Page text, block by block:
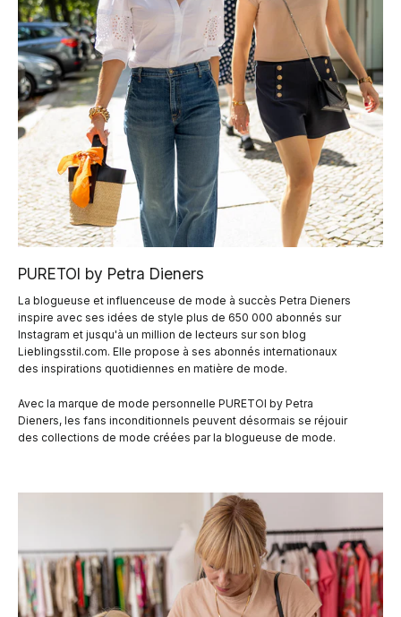
PURETOI by Petra Dieners
La blogueuse et influenceuse de mode à succès Petra Dieners
inspire avec ses idées de style plus de 650 000 abonnés sur
Instagram et jusqu'à un million de lecteurs sur son blog
Lieblingsstil.com. Elle propose à ses abonnés internationaux
des inspirations quotidiennes en matière de mode.
Avec la marque de mode personnelle PURETOI by Petra
Dieners, les fans inconditionnels peuvent désormais se réjouir
des collections de mode créées par la blogueuse de mode.